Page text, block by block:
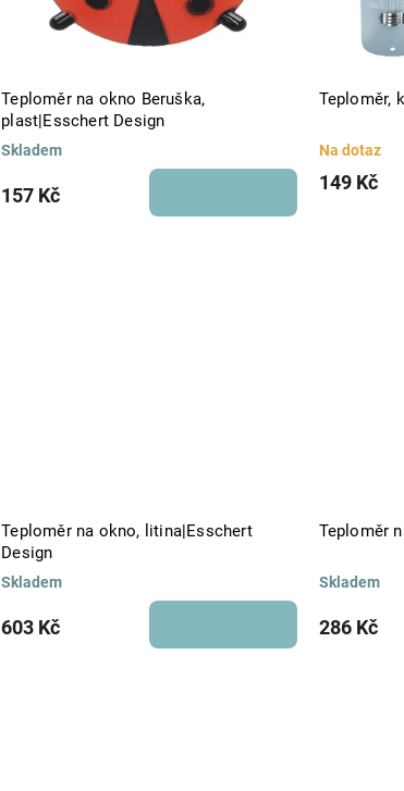
Teploměr na okno Beruška,
plast|Esschert Design
Skladem
157 Kč
Teploměr,
Na dotaz
149 Kč
Teploměr na okno, litina|Esschert
Design
Skladem
603 Kč
Teploměr
Skladem
286 Kč